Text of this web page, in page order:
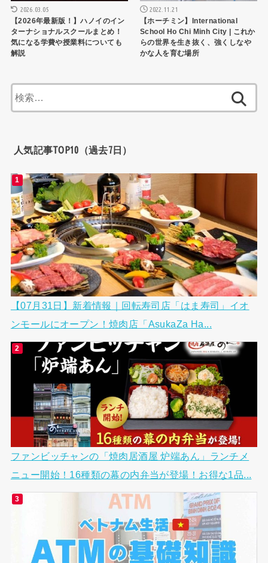
2026.03.05
【2026年最新版！】ハノイのイン
ターナショナルスクールまとめ！
気になる学費や授業料についても
解説
2022.11.21
【ホーチミン】International
School Ho Chi Minh City | これか
らの世界を生き抜く、強くしなや
かな人を育む場所
索:
人気記事TOP10（過去7日）
【07月31日】新着情報｜回転寿司店「はま寿司」イオ
ンモールにオープン！焼肉店「AsukaZa Ha...
ファンビッチャンの「焼肉居酒屋 炉端あん」ランチメ
ニュー開始！16種類の幕の内弁当が登場！お得な1品...